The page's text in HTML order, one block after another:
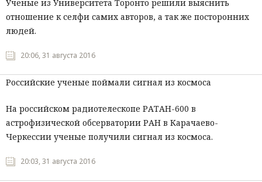
Ученые из Университета Торонто решили выяснить
отношение к селфи самих авторов, а так же посторонних
людей.
20:06, 31 августа 2016
Российские ученые поймали сигнал из космоса
На российском радиотелескопе РАТАН-600 в
астрофизической обсерватории РАН в Карачаево-
Черкессии ученые получили сигнал из космоса.
20:03, 31 августа 2016